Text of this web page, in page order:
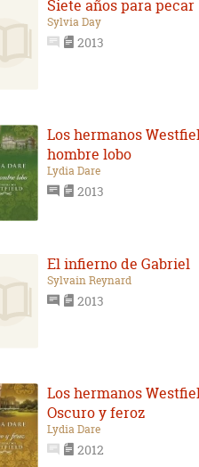
Siete años para pecar
Sylvia Day
2013
Los hermanos
hombre lobo
Lydia Dare
2013
El infierno de Gabriel
Sylvain Reynard
2013
Los hermanos
Oscuro y feroz
Lydia Dare
2012